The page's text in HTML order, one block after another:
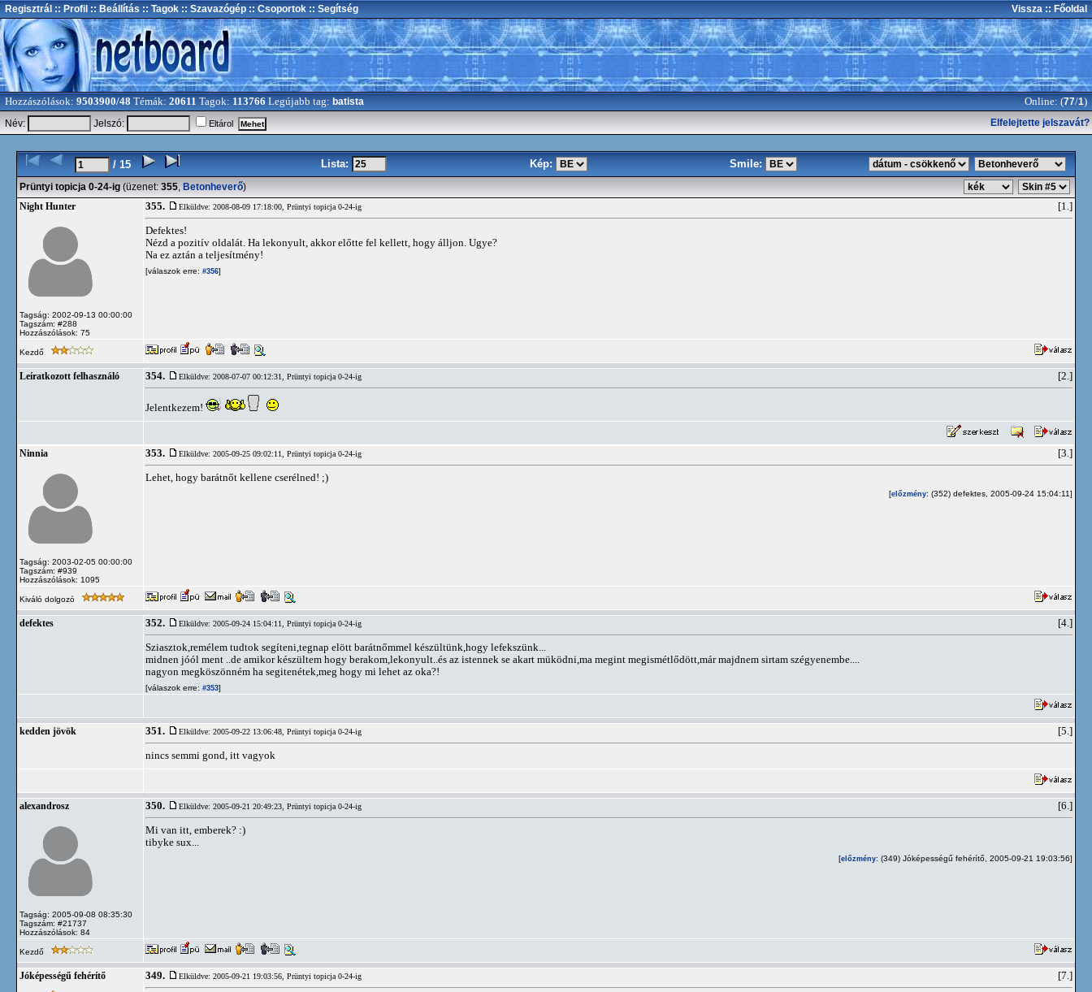
Regisztrál :: Profil :: Beállítás :: Tagok :: Szavazógép :: Csoportok :: Segítség Vissza :: Főoldal
Hozzászólások: 9503900/48 Témák: 20611 Tagok: 113766 Legújabb tag: batista Online: (77/1)
Név: Jelszó: Eltárol Elfelejtette jelszavát?
/ 15 Lista: Kép: Smile:
Prüntyi topicja 0-24-ig (üzenet: 355, Betonheverő)
Night Hunter
Tagság: 2002-09-13 00:00:00
Tagszám: #288
Hozzászólások: 75
355. Elküldve: 2008-08-09 17:18:00, Prüntyi topicja 0-24-ig [1.]
Defektes!
Nézd a pozitív oldalát. Ha lekonyult, akkor előtte fel kellett, hogy álljon. Ugye?
Na ez aztán a teljesítmény!
[válaszok erre: #356]
Kezdő
Leíratkozott felhasználó 354. Elküldve: 2008-07-07 00:12:31, Prüntyi topicja 0-24-ig [2.]
Jelentkezem!
Ninnia
Tagság: 2003-02-05 00:00:00
Tagszám: #939
Hozzászólások: 1095
353. Elküldve: 2005-09-25 09:02:11, Prüntyi topicja 0-24-ig [3.]
Lehet, hogy barátnőt kellene cserélned! ;)
[előzmény: (352) defektes, 2005-09-24 15:04:11]
Kiváló dolgozó
defektes 352. Elküldve: 2005-09-24 15:04:11, Prüntyi topicja 0-24-ig [4.]
Sziasztok,remélem tudtok segíteni,tegnap elött barátnőmmel készültünk,hogy lefekszünk...
midnen jóól ment ..de amikor készültem hogy berakom,lekonyult..és az istennek se akart müködni,ma megint megismétlődött,már majdnem sirtam szégyenembe....
nagyon megköszönném ha segitenétek,meg hogy mi lehet az oka?!
[válaszok erre: #353]
kedden jövök 351. Elküldve: 2005-09-22 13:06:48, Prüntyi topicja 0-24-ig [5.]
nincs semmi gond, itt vagyok
alexandrosz
Tagság: 2005-09-08 08:35:30
Tagszám: #21737
Hozzászólások: 84
350. Elküldve: 2005-09-21 20:49:23, Prüntyi topicja 0-24-ig [6.]
Mi van itt, emberek? :)
tibyke sux...
[előzmény: (349) Jóképességű fehérítő, 2005-09-21 19:03:56]
Kezdő
Jóképességű fehérítő 349. Elküldve: 2005-09-21 19:03:56, Prüntyi topicja 0-24-ig [7.]